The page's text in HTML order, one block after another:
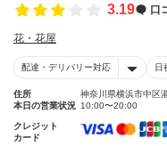
3.19 口
花・花屋
配達・デリバリー対応 日
住所
神奈川県横浜市中区
本日の営業状況 10:00〜20:00
クレジット
カード